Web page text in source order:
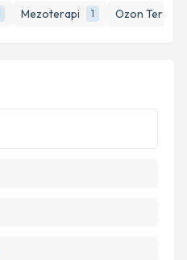
Mezoterapi 1 Ozon Terapisi